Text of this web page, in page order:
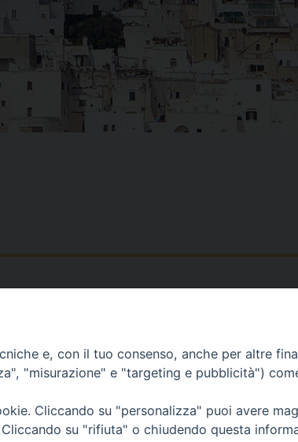
Mar. / Mer. / Giov. ore 9 - 13
nei mesi estivi solo Martedì
13
e, con il tuo consenso, anche per altre
"misurazione" e "targeting e pubblicità")
Cliccando su "personalizza" puoi avere
su "rifiuta" o chiudendo questa